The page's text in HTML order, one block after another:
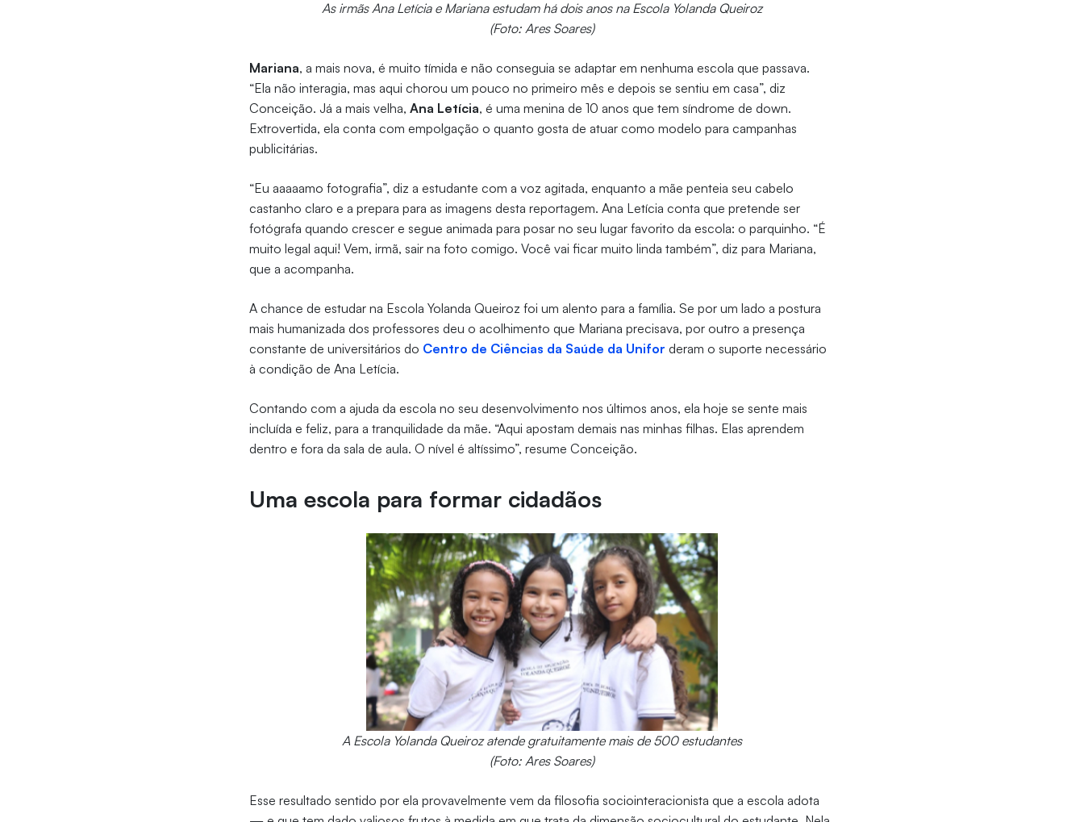
As irmãs Ana Letícia e Mariana estudam há dois anos na Escola Yolanda Queiroz
(Foto: Ares Soares)
Mariana, a mais nova, é muito tímida e não conseguia se adaptar em nenhuma escola que passava.
“Ela não interagia, mas aqui chorou um pouco no primeiro mês e depois se sentiu em casa”, diz
Conceição. Já a mais velha,Ana Letícia, é uma menina de 10 anos que tem síndrome de down.
Extrovertida, ela conta com empolgação o quanto gosta de atuar como modelo para campanhas
publicitárias.
“Eu aaaaamo fotografia”, diz a estudante com a voz agitada, enquanto a mãe penteia seu cabelo
castanho claro e a prepara para as imagens desta reportagem. Ana Letícia conta que pretende ser
fotógrafa quando crescer e segue animada para posar no seu lugar favorito da escola: o parquinho. “É
muito legal aqui! Vem, irmã, sair na foto comigo. Você vai ficar muito linda também”, diz para Mariana,
que a acompanha.
A chance de estudar na Escola Yolanda Queiroz foi um alento para a família. Se por um lado a postura
mais humanizada dos professores deu o acolhimento que Mariana precisava, por outro a presença
constante de universitários do Centro de Ciências da Saúde da Unifor deram o suporte necessário
à condição de Ana Letícia.
Contando com a ajuda da escola no seu desenvolvimento nos últimos anos, ela hoje se sente mais
incluída e feliz, para a tranquilidade da mãe. “Aqui apostam demais nas minhas filhas. Elas aprendem
dentro e fora da sala de aula. O nível é altíssimo”, resume Conceição.
Uma escola para formar cidadãos
A Escola Yolanda Queiroz atende gratuitamente mais de 500 estudantes
(Foto: Ares Soares)
Esse resultado sentido por ela provavelmente vem da filosofia sociointeracionista que a escola adota